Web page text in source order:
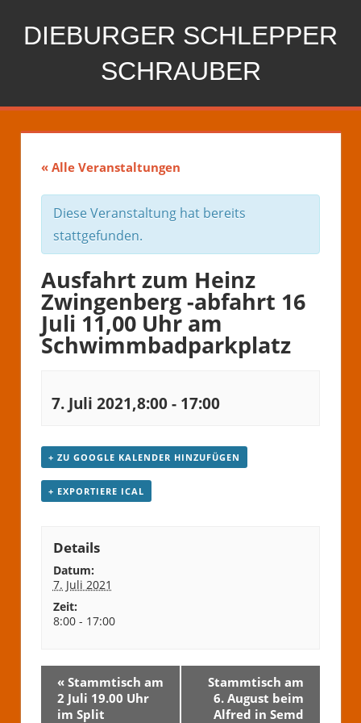
InhaltDIEBURGER SCHLEPPER
SCHRAUBER
« Alle Veranstaltungen
Diese Veranstaltung hat bereits
stattgefunden.
Ausfahrt zum Heinz
Zwingenberg -abfahrt 16
Juli 11,00 Uhr am
Schwimmbadparkplatz
7. Juli 2021,8:00- 17:00
+ ZU GOOGLE KALENDER HINZUFÜGEN
+ EXPORTIERE ICAL
Details
Datum:
7. Juli 2021
Zeit:
8:00 - 17:00
« Stammtisch am
2 Juli 19.00 Uhr
im Split
Stammtisch am
6. August beim
Alfred in Semd